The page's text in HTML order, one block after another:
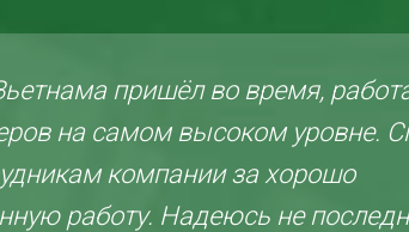
пришёл во время,
на самом высоком уровне.
компании за хорошо
работу. Надеюсь не